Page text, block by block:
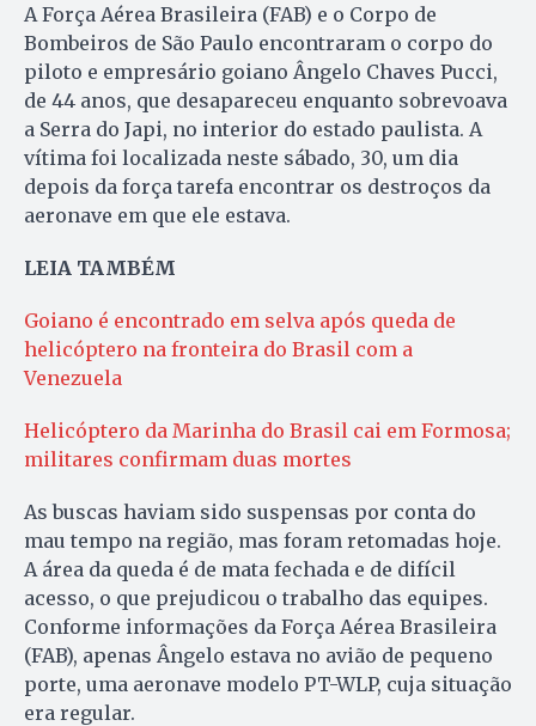
A Força Aérea Brasileira (FAB) e o Corpo de
Bombeiros de São Paulo encontraram o corpo do
piloto e empresário goiano Ângelo Chaves Pucci,
de 44 anos, que desapareceu enquanto sobrevoava
a Serra do Japi, no interior do estado paulista. A
vítima foi localizada neste sábado, 30, um dia
depois da força tarefa encontrar os destroços da
aeronave em que ele estava.
LEIA TAMBÉM
Goiano é encontrado em selva após queda de
helicóptero na fronteira do Brasil com a
Venezuela
Helicóptero da Marinha do Brasil cai em Formosa;
militares confirmam duas mortes
As buscas haviam sido suspensas por conta do
mau tempo na região, mas foram retomadas hoje.
A área da queda é de mata fechada e de difícil
acesso, o que prejudicou o trabalho das equipes.
Conforme informações da Força Aérea Brasileira
(FAB), apenas Ângelo estava no avião de pequeno
porte, uma aeronave modelo PT-WLP, cuja situação
era regular.